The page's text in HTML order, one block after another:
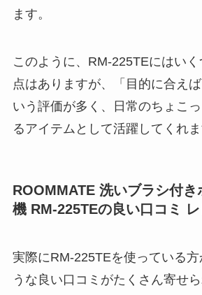
ます。
このように、RM-225TEにはい
点はありますが、「目的に合え
いう評価が多く、日常のちょこ
るアイテムとして活躍してくれま
ROOMMATE 洗いブラシ付き
機 RM-225TEの良い口コミ
実際にRM-225TEを使っている方
うな良い口コミがたくさん寄せら